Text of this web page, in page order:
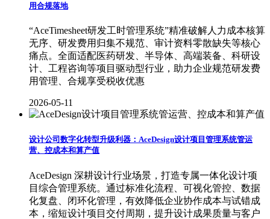
用合规落地
“AceTimesheet研发工时管理系统”精准破解人力成本核算
无序、研发费用归集不规范、审计资料零散缺失等核心
痛点。全面适配医药研发、半导体、高端装备、科研设
计、工程咨询等项目驱动型行业，助力企业规范研发费
用管理、合规享受税收优惠
2026-05-11
设计公司数字化转型升级利器：AceDesign设计项目管理系统管运
营、控成本和算产值
AceDesign 深耕设计行业场景，打造专属一体化设计项
目综合管理系统。通过标准化流程、可视化管控、数据
化复盘、闭环化管理，有效降低企业协作成本与试错成
本，缩短设计项目交付周期，提升设计成果质量与客户